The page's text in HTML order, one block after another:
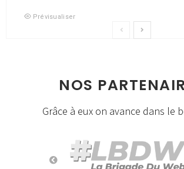
Prévisualiser
NOS
Grâce à eux on avance dans le